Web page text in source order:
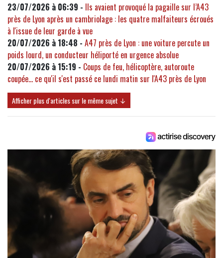
23/07/2026 à 06:39 - Ils avaient provoqué la pagaille sur l’A43
près de Lyon après un cambriolage : les quatre malfaiteurs écroués
à l'issue de leur garde à vue
20/07/2026 à 18:48 - A47 près de Lyon : une voiture percute un
poids lourd, un conducteur héliporté en urgence absolue
20/07/2026 à 15:19 - Coups de feu, hélicoptère, autoroute
coupée... ce qu'il s'est passé ce lundi matin sur l'A43 près de Lyon
Afficher plus d'articles sur le même sujet ↓